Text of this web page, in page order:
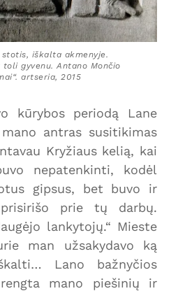
stotis, iškalta akmenyje.
toli gyvenu. Antano Mončio
artseria, 2015
kūrybos periodą Lane
antras susitikimas
Kryžiaus kelią, kai
nepatenkinti, kodėl
gipsus, bet buvo ir
prie tų darbų.
lankytojų.“ Mieste
man užsakydavo ką
Lano bažnyčios
mano piešinių ir